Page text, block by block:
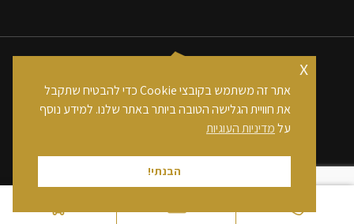
כל הזכויות שמורות לחברת בן אלי אלשיך בע"מ
אתר זה משתמש בקובצי Cookie כדי להבטיח שתקבל
את חוויית הגלישה הטובה ביותר באתר שלנו. למידע נוסף
עלמדיניות העוגיות
הבנתי!
x